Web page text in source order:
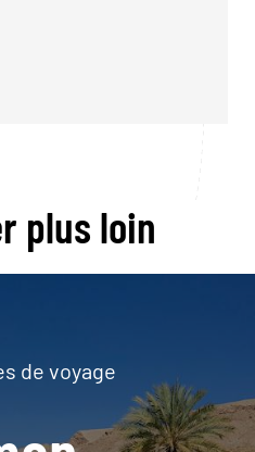
plus loin
de voyage